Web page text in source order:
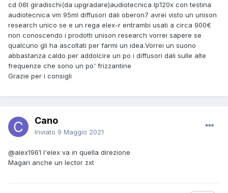
cd 06t giradischi(da upgradare)audiotecnica lp120x con testina
audiotecnica vm 95ml diffusori dali oberon7 avrei visto un unison
research unico se e un rega elex-r entrambi usati a circa 900€
non conoscendo i prodotti unison research vorrei sapere se
qualcuno gli ha ascoltati per farmi un idea.Vorrei un suono
abbastanza caldo per addolcire un po i diffusori dali sulle alte
frequenze che sono un po' frizzantine
Grazie per i consigli
Cano
Inviato 9 Maggio 2021
@alex1961 l'elex va in quella direzione
Magari anche un lector zxt